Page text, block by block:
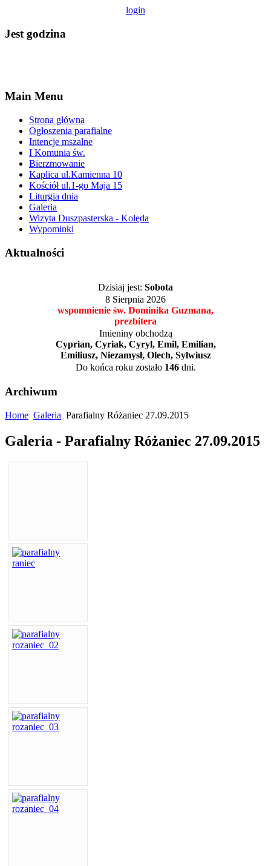
login
Jest godzina
Main Menu
Strona główna
Ogłoszenia parafialne
Intencje mszalne
I Komunia św.
Bierzmowanie
Kaplica ul.Kamienna 10
Kościół ul.1-go Maja 15
Liturgia dnia
Galeria
Wizyta Duszpasterska - Kolęda
Wypominki
Aktualności
Dzisiaj jest: Sobota
8 Sierpnia 2026
wspomnienie św. Dominika Guzmana,
prezbitera
Imieniny obchodzą
Cyprian, Cyriak, Cyryl, Emil, Emilian,
Emiliusz, Niezamysł, Olech, Sylwiusz
Do końca roku zostało 146dni.
Archiwum
Home Galeria Parafialny Różaniec 27.09.2015
Galeria - Parafialny Różaniec 27.09.2015